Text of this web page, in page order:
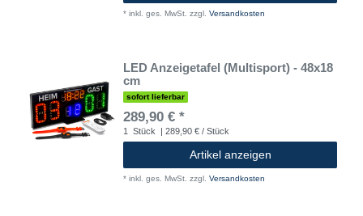
* inkl. ges. MwSt. zzgl. Versandkosten
LED Anzeigetafel (Multisport) - 48x18
cm
sofort lieferbar
289,90 € *
1 Stück | 289,90 € / Stück
Artikel anzeigen
* inkl. ges. MwSt. zzgl. Versandkosten